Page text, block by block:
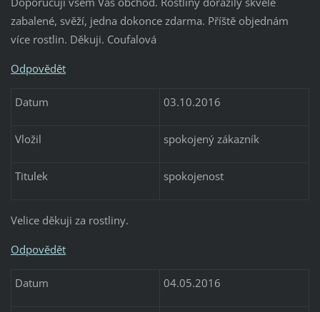
zabalené, svěží, jedna dokonce zdarma. Příště objednám
více rostlin. Děkuji. Coufalová
Odpovědět
Datum 03.10.2016
Vložil spokojený zákazník
Titulek spokojenost
Velice děkuji za rostliny.
Odpovědět
Datum 04.05.2016